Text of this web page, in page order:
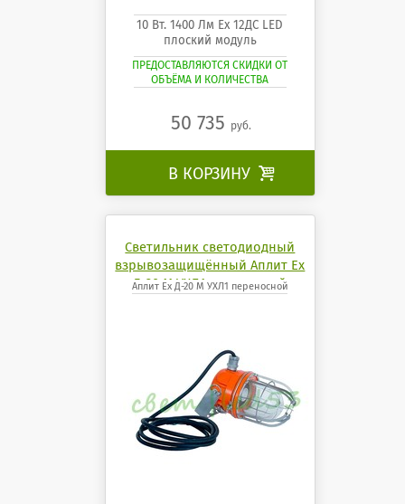
10 Вт. 1400 Лм Ех 12ДС LED
плоский модуль
ПРЕДОСТАВЛЯЮТСЯ СКИДКИ ОТ
ОБЪЁМА И КОЛИЧЕСТВА
50 735 руб.
В КОРЗИНУ 
Светильник светодиодный
взрывозащищённый Аплит Ех
Д-20 М УХЛ1 переносной
Аплит Ех Д-20 М УХЛ1 переносной